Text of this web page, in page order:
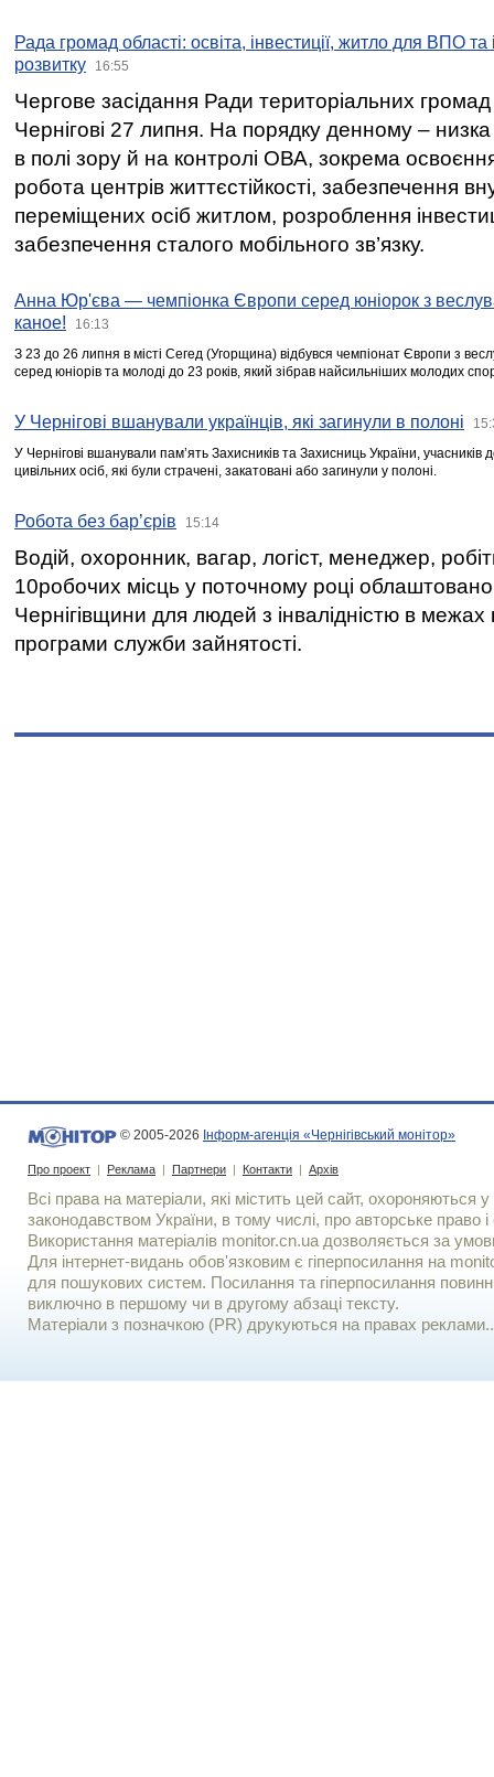
Рада громад області: освіта, інвестиції, житло для ВПО
розвитку
16:55
Чергове засідання Ради територіальних громад
Чернігові 27 липня. На порядку денному –
в полі зору й на контролі ОВА, зокрема освоєння
робота центрів життєстійкості, забезпечення
переміщених осіб житлом, розроблення
забезпечення сталого мобільного зв’язку.
Анна Юр'єва — чемпіонка Європи серед юніорок з
каное!
16:13
З 23 до 26 липня в місті Сегед (Угорщина) відбувся чемпіонат Європи з
серед юніорів та молоді до 23 років, який зібрав найсильніших молодих
У Чернігові вшанували українців, які загинули в полоні
У Чернігові вшанували пам’ять Захисників та Захисниць України,
цивільних осіб, які були страчені, закатовані або загинули у полоні.
Робота без бар’єрів 15:14
Водій, охоронник, вагар, логіст, менеджер,
10робочих місць у поточному році
Чернігівщини для людей з інвалідністю в межах
програми служби зайнятості.
© 2005-2026 Інформ-агенція «Чернігівський монітор»
Про проект | Реклама | Партнери | Контакти | Архів
Всі права на матеріали, які містить цей сайт, охороняються у
законодавством України, в тому числі, про авторське право і
Використання матерiалiв monitor.cn.ua дозволяється за
Для iнтернет-видань обов'язковим є гiперпосилання на
для пошукових систем. Посилання та гіперпосилання
виключно в першому чи в другому абзаці тексту.
Матеріали з позначкою (PR) друкуються на правах реклами..